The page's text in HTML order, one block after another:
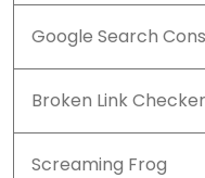
Google Search
Broken Link Checker
Screaming Frog